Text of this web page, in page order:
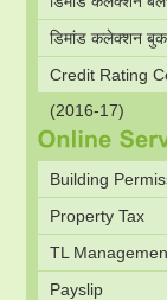
डिमांड कलेक्शन बुक
Credit Rating
(2016-17)
Building
Property Tax
TL
Payslip